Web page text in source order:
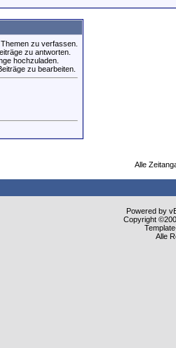
Themen zu verfassen.
zu antworten.
hochzuladen.
zu bearbeiten.
Alle
Powered by
Copyright
Alle